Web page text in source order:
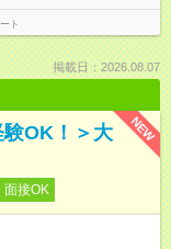
ト
掲載日：2026.08.07
NEW
験OK！＞大
面接OK